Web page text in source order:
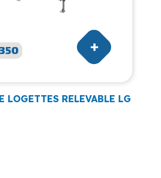
LOGETTES RELEVABLE LG